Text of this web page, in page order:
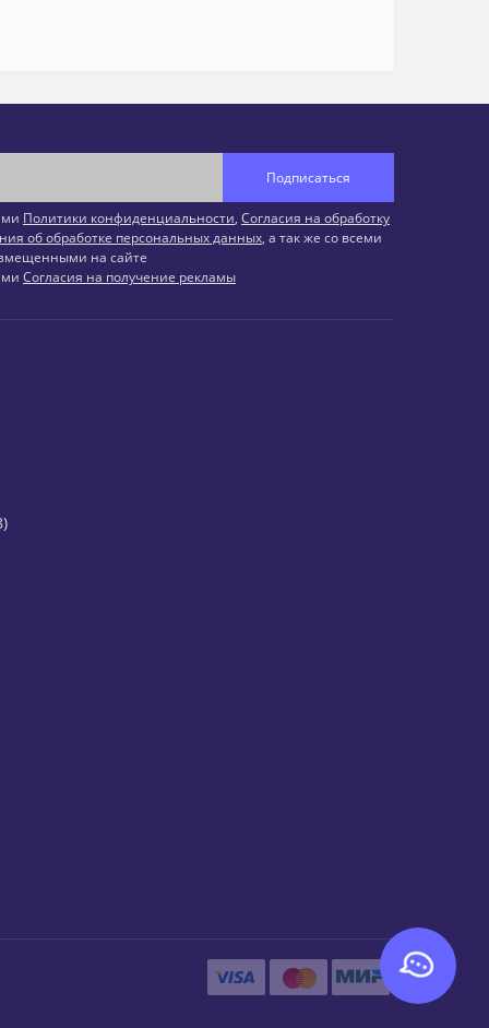
Подписаться
Политики конфиденциальности, Согласия на обработку
об обработке персональных данных, а так же со всеми
на сайте
Согласия на получение рекламы